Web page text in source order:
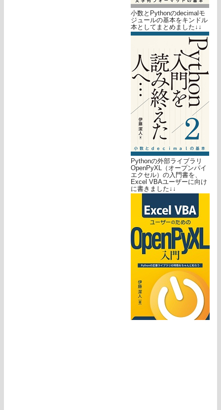
小数とPythonのdecimalモ
ジュールの基本をキンドル
本としてまとめました↓↓
Pythonの外部ライブラリ
OpenPyXL（オープンパイ
エクセル）の入門書を、
Excel VBAユーザーに向け
に書きました↓↓